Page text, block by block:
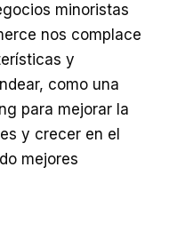
minoristas
nos complace
y
como una
para mejorar la
y crecer en el
mejores